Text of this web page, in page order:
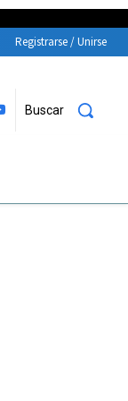
Registrarse / Unirse
Buscar